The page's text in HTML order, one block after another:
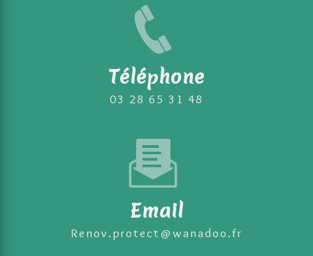
Téléphone
03 28 65 31 48
Email
renov.protect@wanadoo.fr